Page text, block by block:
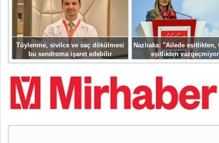
Tüylenme, sivilce ve saç dökülmesi
bu sendroma işaret edebilir
Nazlıaka: ''Ailede eşitlikten,
eşitlikten